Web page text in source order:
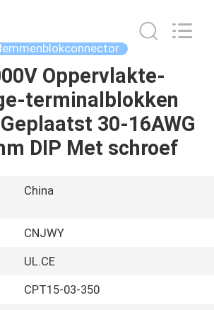
Oppervlakte-
terminalblokken
30-16AWG
DIP Met schroef
China
CNJWY
UL.CE
CPT15-03-350